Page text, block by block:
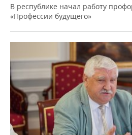
В республике начал работу
«Профессии будущего»